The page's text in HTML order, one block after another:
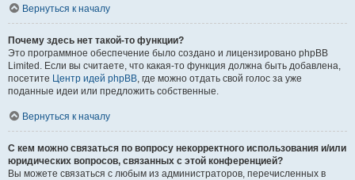
Вернуться к началу
Почему здесь нет такой-то функции?
Это программное обеспечение было создано и лицензировано phpBB
Limited. Если вы считаете, что какая-то функция должна быть добавлена,
посетите Центр идей phpBB, где можно отдать свой голос за уже
поданные идеи или предложить собственные.
Вернуться к началу
С кем можно связаться по вопросу некорректного использования и/или
юридических вопросов, связанных с этой конференцией?
Вы можете связаться с любым из администраторов, перечисленных в